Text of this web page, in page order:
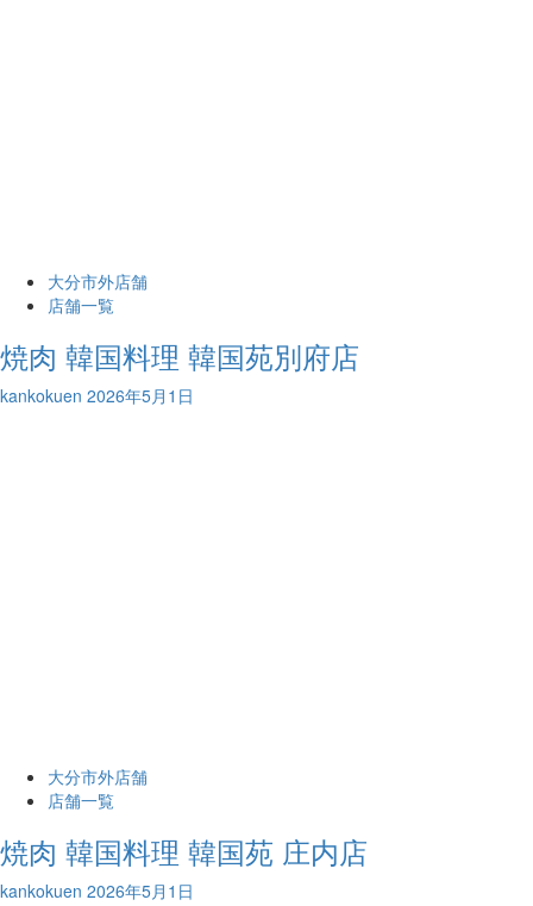
大分市外店舗
店舗一覧
焼肉 韓国料理 韓国苑別府店
kankokuen 2026年5月1日
大分市外店舗
店舗一覧
焼肉 韓国料理 韓国苑 庄内店
kankokuen 2026年5月1日